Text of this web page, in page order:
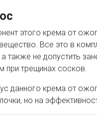
этого крема от
Все это в
также не допустить
трещинах сосков.
данного крема от
но на